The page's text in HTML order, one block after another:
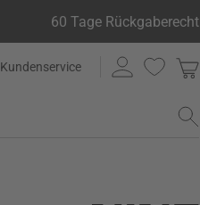
60 Tage Rückgaberecht
Kundenservice